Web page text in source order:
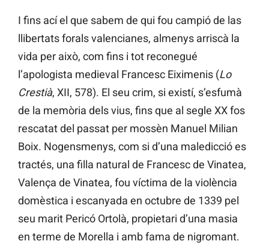
I fins ací el que sabem de qui fou campió de las
llibertats forals valencianes, almenys arriscà la
vida per això, com fins i tot reconegué
l’apologista medieval Francesc Eiximenis (Lo
Crestià, XII, 578). El seu crim, si existí, s’esfumà
de la memòria dels vius, fins que al segle XX fos
rescatat del passat per mossèn Manuel Milian
Boix. Nogensmenys, com si d’una maledicció es
tractés, una filla natural de Francesc de Vinatea,
Valença de Vinatea, fou víctima de la violència
domèstica i escanyada en octubre de 1339 pel
seu marit Pericó Ortolà, propietari d’una masia
en terme de Morella i amb fama de nigromant.